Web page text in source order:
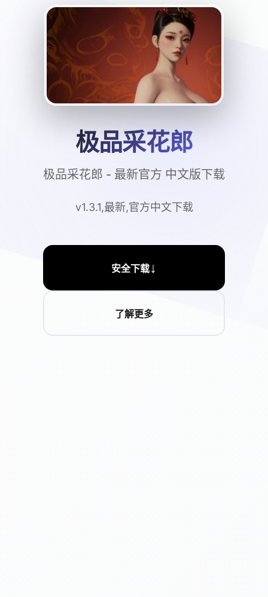
极品采花郎
极品采花郎 - 最新官方 中文版下载
v1.3.1,最新,官方中文下载
安全下载↓
了解更多